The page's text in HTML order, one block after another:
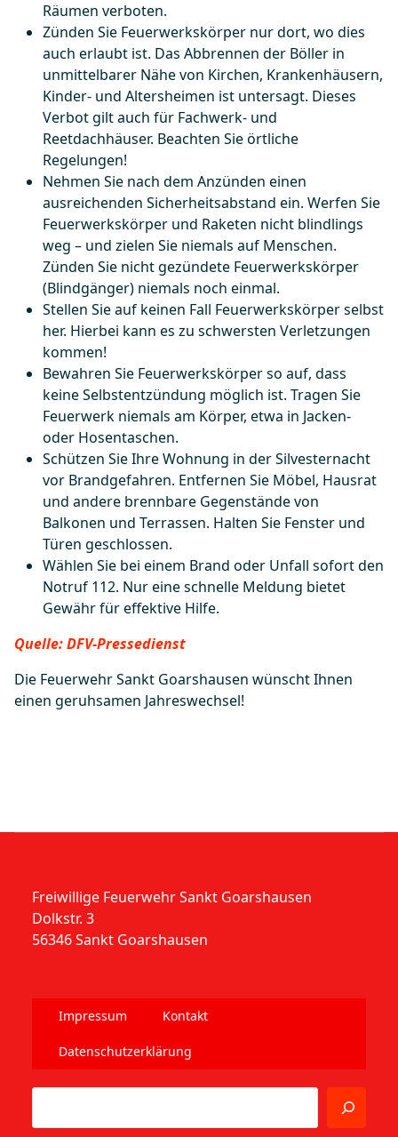
Räumen verboten.
Zünden Sie Feuerwerkskörper nur dort, wo dies
auch erlaubt ist. Das Abbrennen der Böller in
unmittelbarer Nähe von Kirchen, Krankenhäusern,
Kinder- und Altersheimen ist untersagt. Dieses
Verbot gilt auch für Fachwerk- und
Reetdachhäuser. Beachten Sie örtliche
Regelungen!
Nehmen Sie nach dem Anzünden einen
ausreichenden Sicherheitsabstand ein. Werfen Sie
Feuerwerkskörper und Raketen nicht blindlings
weg – und zielen Sie niemals auf Menschen.
Zünden Sie nicht gezündete Feuerwerkskörper
(Blindgänger) niemals noch einmal.
Stellen Sie auf keinen Fall Feuerwerkskörper selbst
her. Hierbei kann es zu schwersten Verletzungen
kommen!
Bewahren Sie Feuerwerkskörper so auf, dass
keine Selbstentzündung möglich ist. Tragen Sie
Feuerwerk niemals am Körper, etwa in Jacken-
oder Hosentaschen.
Schützen Sie Ihre Wohnung in der Silvesternacht
vor Brandgefahren. Entfernen Sie Möbel, Hausrat
und andere brennbare Gegenstände von
Balkonen und Terrassen. Halten Sie Fenster und
Türen geschlossen.
Wählen Sie bei einem Brand oder Unfall sofort den
Notruf 112. Nur eine schnelle Meldung bietet
Gewähr für effektive Hilfe.
Quelle: DFV-Pressedienst
Die Feuerwehr Sankt Goarshausen wünscht Ihnen
einen geruhsamen Jahreswechsel!
Freiwillige Feuerwehr Sankt Goarshausen
Dolkstr. 3
56346 Sankt Goarshausen
Impressum Kontakt
Datenschutzerklärung